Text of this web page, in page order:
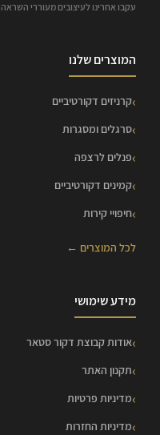
עקבו אחרינו לעיצובים מעוררי השראה
המוצרים שלנו
קרניזים דקורטיביים
סרגלים ומסגרות
פנלים לרצפה
קמינים דקורטיביים
חיפויי קירות
לכל המוצרים ←
מידע שימושי
אודות קבוצת דקור סטאר
תקנון האתר
מדיניות פרטיות
מדיניות החזרות